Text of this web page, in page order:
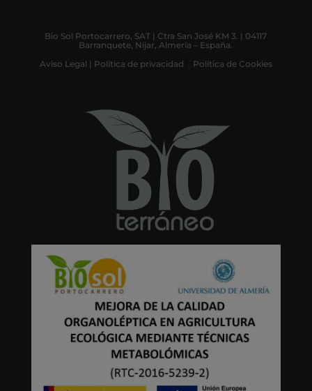
Bio Sol Portocarrero, SAT | Ctra San José KM 3. | 04117
Barranquete, Nijar, Almería – España.
Aviso Legal | Política de privacidad Política de Cookies